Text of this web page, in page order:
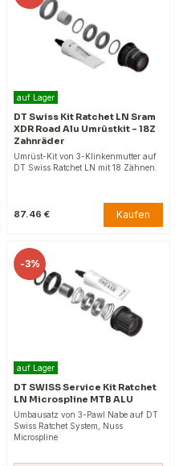
auf Lager
DT Swiss Kit Ratchet LN Sram
XDR Road Alu Umrüstkit - 18Z
Zahnräder
Umrüst-Kit von 3-Klinkenmutter auf
DT Swiss Ratchet LN mit 18 Zähnen.
87.46 € Kaufen
-3%
auf Lager
DT SWISS Service Kit Ratchet
LN Microspline MTB ALU
Umbausatz von 3-Pawl Nabe auf DT
Swiss Ratchet System, Nuss
Microspline